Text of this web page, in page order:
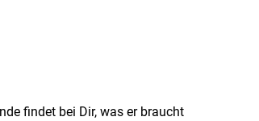
findet bei Dir, was er braucht